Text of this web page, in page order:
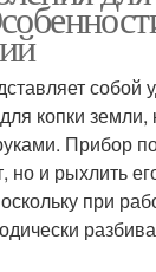
собой
копки
Прибор
но и рыхлить
при